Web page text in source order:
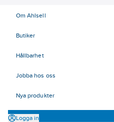
Om Ahlsell
Butiker
Hållbarhet
Jobba hos oss
Nya produkter
Logga in